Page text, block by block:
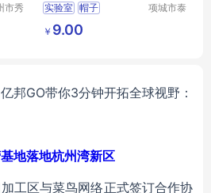
市秀
制
实验室 帽子
项城市泰
￥ 9.00
邦GO带你3分钟开拓全球视野：
地落地杭州湾新区
工区与菜鸟网络正式签订合作协